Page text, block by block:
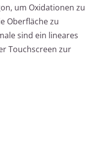
um Oxidationen zu
Oberfläche zu
sind ein lineares
Touchscreen zur